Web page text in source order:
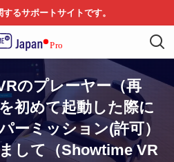
るサポートサイトです。
のプレーヤー（再
初めて起動した際に
ーミッション(許可）
して（Showtime VR